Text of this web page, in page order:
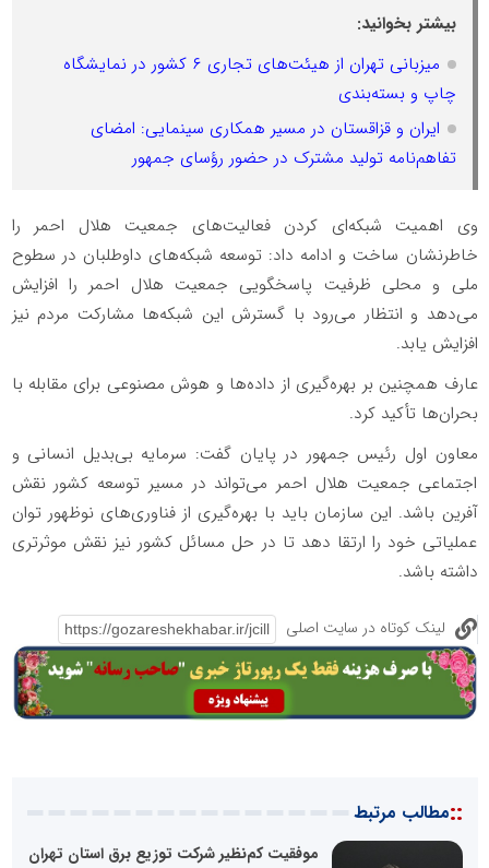
بیشتر بخوانید:
میزبانی تهران از هیئت‌های تجاری ۶ کشور در نمایشگاه
چاپ و بسته‌بندی
ایران و قزاقستان در مسیر همکاری سینمایی: امضای
تفاهم‌نامه تولید مشترک در حضور رؤسای جمهور
وی اهمیت شبکه‌ای کردن فعالیت‌های جمعیت هلال احمر را
خاطرنشان ساخت و ادامه داد: توسعه شبکه‌های داوطلبان در سطوح
ملی و محلی ظرفیت پاسخگویی جمعیت هلال احمر را افزایش
می‌دهد و انتظار می‌رود با گسترش این شبکه‌ها مشارکت مردم نیز
افزایش یابد.
عارف همچنین بر بهره‌گیری از داده‌ها و هوش مصنوعی برای مقابله با
بحران‌ها تأکید کرد.
معاون اول رئیس جمهور در پایان گفت: سرمایه بی‌بدیل انسانی و
اجتماعی جمعیت هلال احمر می‌تواند در مسیر توسعه کشور نقش
آفرین باشد. این سازمان باید با بهره‌گیری از فناوری‌های نوظهور توان
عملیاتی خود را ارتقا دهد تا در حل مسائل کشور نیز نقش موثرتری
داشته باشد.
لینک کوتاه در سایت اصلی
::مطالب مرتبط
موفقیت کم‌نظیر شرکت توزیع برق استان تهران